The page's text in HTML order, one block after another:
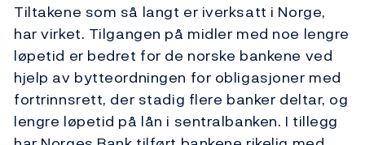
Tiltakene som så langt er iverksatt i Norge,
har virket. Tilgangen på midler med noe lengre
løpetid er bedret for de norske bankene ved
hjelp av bytteordningen for obligasjoner med
fortrinnsrett, der stadig flere banker deltar, og
lengre løpetid på lån i sentralbanken. I tillegg